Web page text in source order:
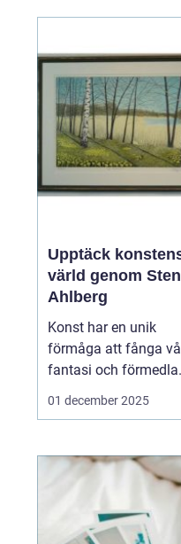
kulturaktører og
privatpersoner
dag bilder som både
ærlige og
gjennomtenkte. En ...
Upptäck
värld genom Sten
Ahlberg
Konst har en unik
förmåga att fånga
fantasi och förmedla
känslor på sätt som få
just detta är Sten
Ahlberg. Hans verk
utforskar en mängd
01 december 2025